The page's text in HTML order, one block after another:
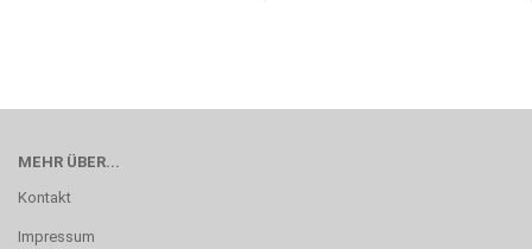
MEHR ÜBER...
Kontakt
Impressum